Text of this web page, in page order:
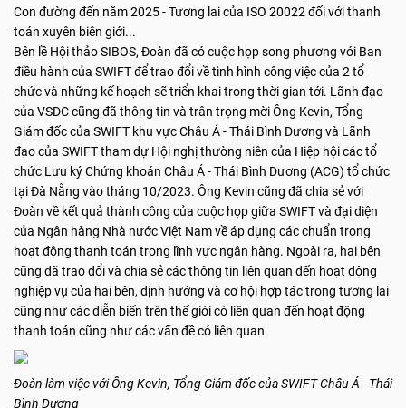
Con đường đến năm 2025 - Tương lai của ISO 20022 đối với thanh
toán xuyên biên giới...
Bên lề Hội thảo SIBOS, Đoàn đã có cuộc họp song phương với Ban
điều hành của SWIFT để trao đổi về tình hình công việc của 2 tổ
chức và những kế hoạch sẽ triển khai trong thời gian tới. Lãnh đạo
của VSDC cũng đã thông tin và trân trọng mời Ông Kevin, Tổng
Giám đốc của SWIFT khu vực Châu Á - Thái Bình Dương và Lãnh
đạo của SWIFT tham dự Hội nghị thường niên của Hiệp hội các tổ
chức Lưu ký Chứng khoán Châu Á - Thái Bình Dương (ACG) tổ chức
tại Đà Nẵng vào tháng 10/2023. Ông Kevin cũng đã chia sẻ với
Đoàn về kết quả thành công của cuộc họp giữa SWIFT và đại diện
của Ngân hàng Nhà nước Việt Nam về áp dụng các chuẩn trong
hoạt động thanh toán trong lĩnh vực ngân hàng. Ngoài ra, hai bên
cũng đã trao đổi và chia sẻ các thông tin liên quan đến hoạt động
nghiệp vụ của hai bên, định hướng và cơ hội hợp tác trong tương lai
cũng như các diễn biến trên thế giới có liên quan đến hoạt động
thanh toán cũng như các vấn đề có liên quan.
Đoàn làm việc với Ông Kevin, Tổng Giám đốc của SWIFT Châu Á - Thái
Bình Dương